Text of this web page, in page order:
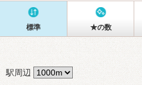
標準 ★の数
駅周辺